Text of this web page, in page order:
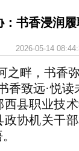
：书香浸润
2026-05-14
之畔，书香
香致远·悦
西县职业技
政协机关干